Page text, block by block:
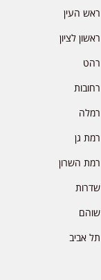
ראש העין
ראשון לציון
רהט
רחובות
רמלה
רמת גן
רמת השרון
שדרות
שוהם
תל אביב